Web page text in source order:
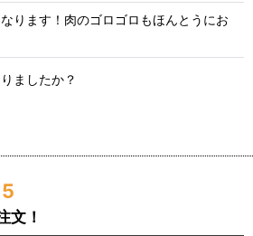
ります！肉のゴロゴロもほんとうにお
ましたか？
5
文！